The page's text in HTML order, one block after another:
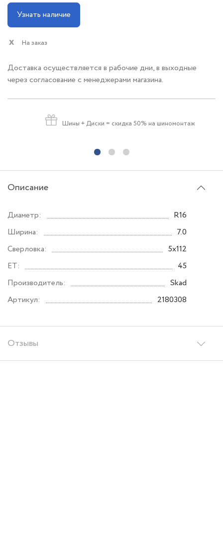
Узнать наличие
На заказ
Доставка осуществляется в рабочие дни, в выходные
через согласование с менеджерами магазина.
Шины + Диски = скидка 50% на шиномонтаж
Описание
Отзывы
Диаметр:
R16
Ширина:
7.0
Сверловка:
5x112
ET:
45
Производитель:
Skad
Артикул:
2180308